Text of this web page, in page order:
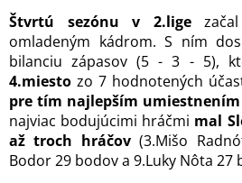
Štvrtú sezónu v 2.ligezačal
omladeným kádrom. S ním
bilanciu zápasov (5 - 3 - 5),
4.miesto zo 7 hodnotených
pre tím najlepším
najviac bodujúcimi hráčmi mal
až troch hráčov(3.Mišo
Bodor 29 bodov a 9.Luky Nôta 27